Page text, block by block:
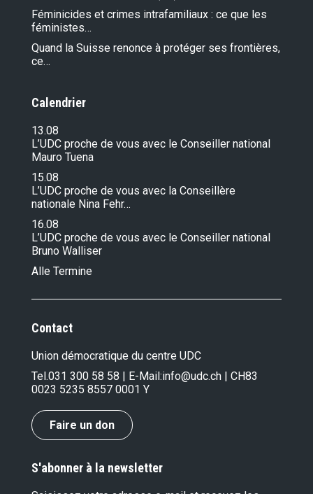
Féminicides et crimes intrafamiliaux : ce que les
féministes…
Quand la Suisse renonce à protéger ses frontières,
ce…
Calendrier
13.08
L’UDC proche de vous avec le Conseiller national
Mauro Tuena
15.08
L’UDC proche de vous avec la Conseillère
nationale Nina Fehr…
16.08
L’UDC proche de vous avec le Conseiller national
Bruno Walliser
Alle Termine
Contact
Union démocratique du centre UDC
Tel.031 300 58 58 | E-Mail:info@udc.ch | CH83
0023 5235 8557 0001 Y
Faire un don
S'abonner à la newsletter